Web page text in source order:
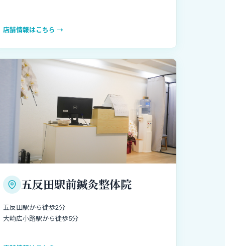
店舗情報はこちら →
五反田駅前鍼灸整体院
五反田駅から徒歩2分
大崎広小路駅から徒歩5分